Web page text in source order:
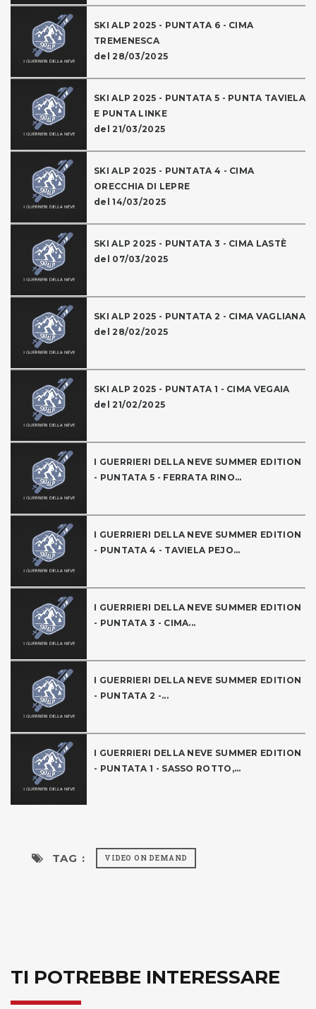
SKI ALP 2025 - PUNTATA 6 - CIMA
TREMENESCA
del 28/03/2025
SKI ALP 2025 - PUNTATA 5 - PUNTA TAVIELA
E PUNTA LINKE
del 21/03/2025
SKI ALP 2025 - PUNTATA 4 - CIMA
ORECCHIA DI LEPRE
del 14/03/2025
SKI ALP 2025 - PUNTATA 3 - CIMA LASTÈ
del 07/03/2025
SKI ALP 2025 - PUNTATA 2 - CIMA VAGLIANA
del 28/02/2025
SKI ALP 2025 - PUNTATA 1 - CIMA VEGAIA
del 21/02/2025
I GUERRIERI DELLA NEVE SUMMER EDITION
- PUNTATA 5 - FERRATA RINO...
I GUERRIERI DELLA NEVE SUMMER EDITION
- PUNTATA 4 - TAVIELA PEJO...
I GUERRIERI DELLA NEVE SUMMER EDITION
- PUNTATA 3 - CIMA...
I GUERRIERI DELLA NEVE SUMMER EDITION
- PUNTATA 2 -...
I GUERRIERI DELLA NEVE SUMMER EDITION
- PUNTATA 1 - SASSO ROTTO,...
TAG : VIDEO ON DEMAND
TI POTREBBE INTERESSARE